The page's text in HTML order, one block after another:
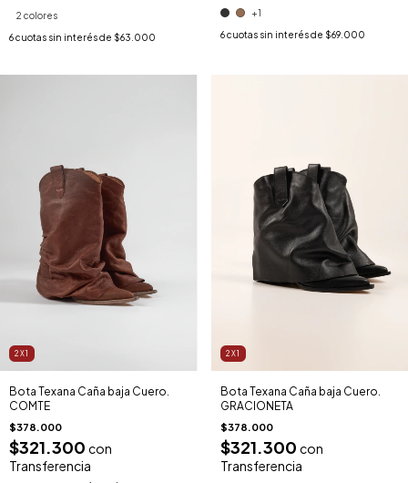
2 colores
6cuotas sin interés de $63.000
+1
6 cuotas sin interés de $69.000
2X1
Bota Texana Caña baja Cuero.
COMTE
$378.000
$321.300 con
Transferencia
2X1
Bota Texana Caña baja Cuero.
GRACIONETA
$378.000
$321.300 con
Transferencia